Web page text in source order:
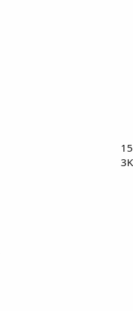
15
3K